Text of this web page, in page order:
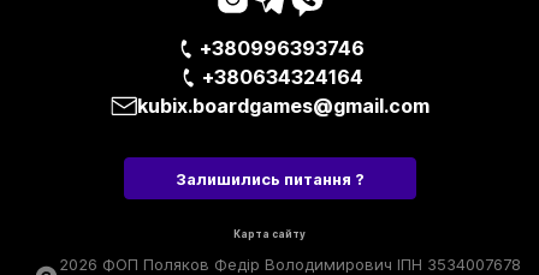
+380996393746
+380634324164
kubix.boardgames@gmail.com
Залишились питання ?
Карта сайту
2026 ФОП Поляков Федір Володимирович ІПН 3534007678